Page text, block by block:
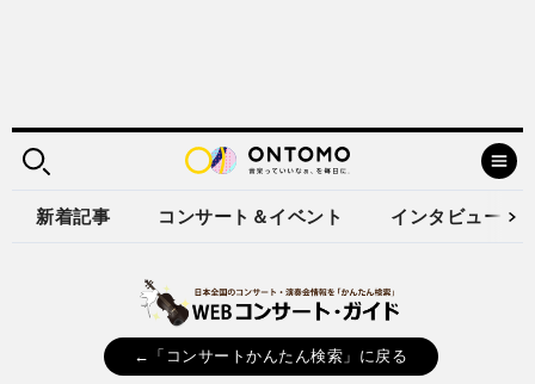
新着記事 コンサート＆イベント インタビュー
←「コンサートかんたん検索」に戻る